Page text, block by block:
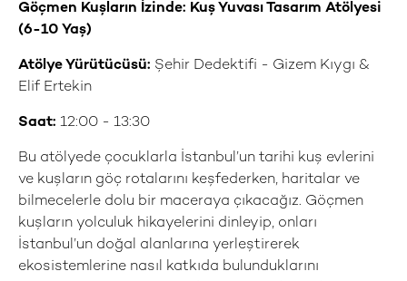
Göçmen Kuşların İzinde: Kuş Yuvası Tasarım Atölyesi
(6-10 Yaş)
Atölye Yürütücüsü: Şehir Dedektifi - Gizem Kıygı &
Elif Ertekin
Saat: 12:00 - 13:30
Bu atölyede çocuklarla İstanbul’un tarihi kuş evlerini
ve kuşların göç rotalarını keşfederken, haritalar ve
bilmecelerle dolu bir maceraya çıkacağız. Göçmen
kuşların yolculuk hikayelerini dinleyip, onları
İstanbul’un doğal alanlarına yerleştirerek
ekosistemlerine nasıl katkıda bulunduklarını